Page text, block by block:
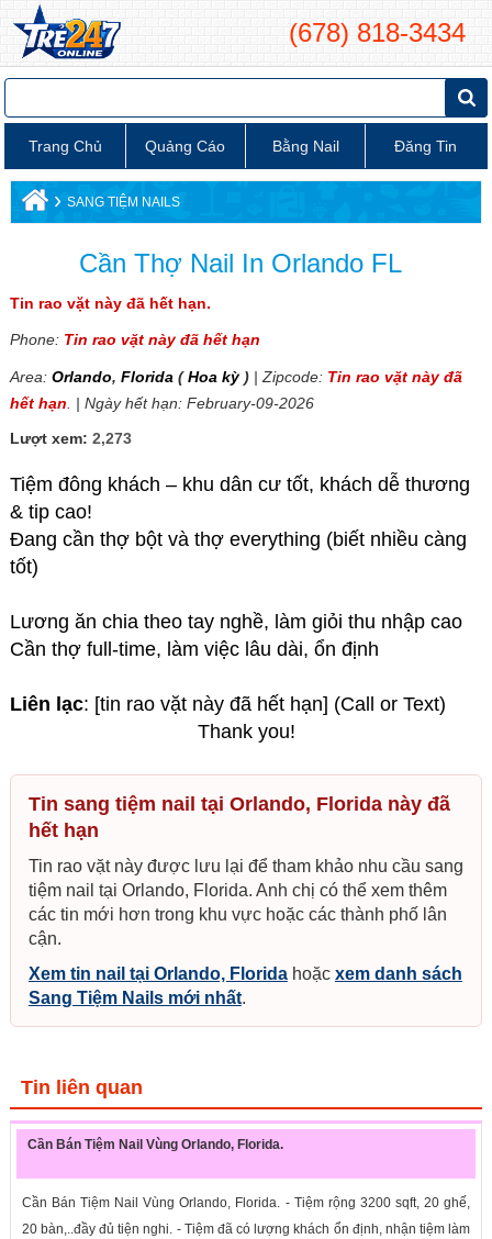
(678) 818-3434
Trang Chủ Quảng Cáo Bằng Nail Đăng Tin
› SANG TIỆM NAILS
Cần Thợ Nail In Orlando FL
Tin rao vặt này đã hết hạn.
Phone: Tin rao vặt này đã hết hạn
Area: Orlando, Florida (Hoa kỳ)| Zipcode: Tin rao vặt này đã
hết hạn . | Ngày hết hạn: February-09-2026
Lượt xem: 2,273
Tiệm đông khách – khu dân cư tốt, khách dễ thương
& tip cao!
Đang cần thợ bột và thợ everything (biết nhiều càng
tốt)
Lương ăn chia theo tay nghề, làm giỏi thu nhập cao
Cần thợ full-time, làm việc lâu dài, ổn định
Liên lạc: [tin rao vặt này đã hết hạn] (Call or Text)
Thank you!
Tin sang tiệm nail tại Orlando, Florida này đã
hết hạn
Tin rao vặt này được lưu lại để tham khảo nhu cầu sang
tiệm nail tại Orlando, Florida. Anh chị có thể xem thêm
các tin mới hơn trong khu vực hoặc các thành phố lân
cận.
Xem tin nail tại Orlando, Floridahoặc xem danh sách
Sang Tiệm Nails mới nhất.
Tin liên quan
Cần Bán Tiệm Nail Vùng Orlando, Florida.
Cần Bán Tiệm Nail Vùng Orlando, Florida. - Tiệm rộng 3200 sqft, 20 ghế,
20 bàn,..đầy đủ tiện nghi. - Tiệm đã có lượng khách ổn định, nhận tiệm làm